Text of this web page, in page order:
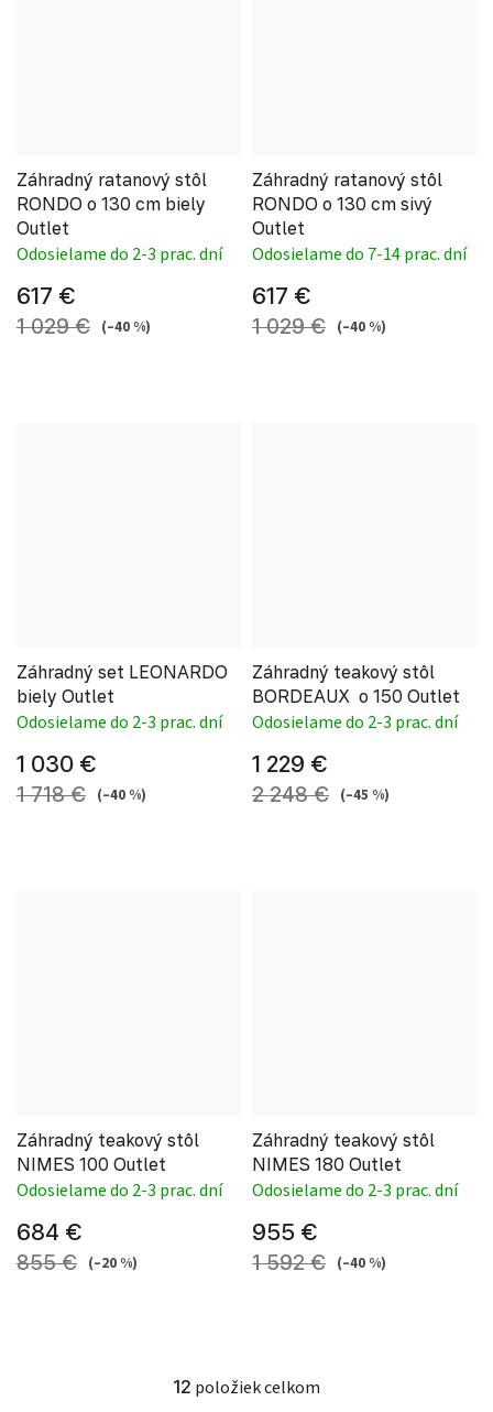
Záhradný ratanový stôl
RONDO o 130 cm biely
Outlet
Odosielame do 2-3 prac. dní
617 €
1 029 € (–40 %)
Záhradný ratanový stôl
RONDO o 130 cm sivý
Outlet
Odosielame do 7-14 prac. dní
617 €
1 029 € (–40 %)
Záhradný set LEONARDO
biely Outlet
Odosielame do 2-3 prac. dní
1 030 €
1 718 € (–40 %)
Záhradný teakový stôl
BORDEAUX o 150 Outlet
Odosielame do 2-3 prac. dní
1 229 €
2 248 € (–45 %)
Záhradný teakový stôl
NIMES 100 Outlet
Odosielame do 2-3 prac. dní
684 €
855 € (–20 %)
Záhradný teakový stôl
NIMES 180 Outlet
Odosielame do 2-3 prac. dní
955 €
1 592 € (–40 %)
Ovládacie prvky výpisu
12 položiek celkom